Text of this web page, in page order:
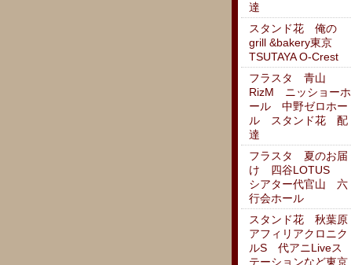
達
スタンド花 俺の
grill &bakery東京
TSUTAYA O-Crest
フラスタ 青山
RizM ニッショーホ
ール 中野ゼロホー
ル スタンド花 配
達
フラスタ 夏のお届
け 四谷LOTUS
シアター代官山 六
行会ホール
スタンド花 秋葉原
アフィリアクロニク
ルS 代アニLiveス
テーションなど東京